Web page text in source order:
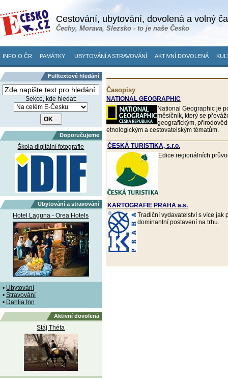
Cestování, ubytování, dovolená a volný
Čechy, Morava, Slezsko - to je naše Česko
INFO O ČR PAMÁTKY UBYTOVÁNÍ A STRAVOVÁNÍ AKTIVNÍ DOVOLENÁ
Fulltextové hledání
Sekce, kde hledat:
Doporučujeme
Škola digitální fotografie
Ubytování a stravování
Hotel Laguna - Orea Hotels
• Ubytování
• Stravování
• Dahlia Inn
Aktivní dovolená
Stáj Théta
Časopisy
NATIONAL GEOGRAPHIC
National Geographic je
měsíčník, který se
geografickým,
etnologickým a cestovatelským tématům.
ČESKÁ TURISTIKA, s.r.o.
Edice regionálních
KARTOGRAFIE PRAHA a.s.
Tradiční vydavatelství s více jak
dominantní postavení na trhu.